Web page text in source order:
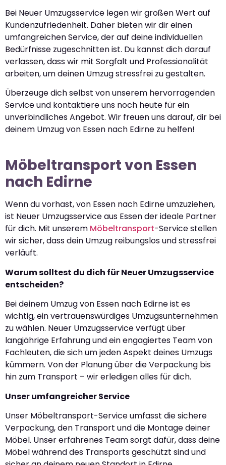
Bei Neuer Umzugsservice legen wir großen Wert auf
Kundenzufriedenheit. Daher bieten wir dir einen
umfangreichen Service, der auf deine individuellen
Bedürfnisse zugeschnitten ist. Du kannst dich darauf
verlassen, dass wir mit Sorgfalt und Professionalität
arbeiten, um deinen Umzug stressfrei zu gestalten.
Überzeuge dich selbst von unserem hervorragenden
Service und kontaktiere uns noch heute für ein
unverbindliches Angebot. Wir freuen uns darauf, dir bei
deinem Umzug von Essen nach Edirne zu helfen!
Möbeltransport von Essen
nach Edirne
Wenn du vorhast, von Essen nach Edirne umzuziehen,
ist Neuer Umzugsservice aus Essen der ideale Partner
für dich. Mit unserem Möbeltransport-Service stellen
wir sicher, dass dein Umzug reibungslos und stressfrei
verläuft.
Warum solltest du dich für Neuer Umzugsservice
entscheiden?
Bei deinem Umzug von Essen nach Edirne ist es
wichtig, ein vertrauenswürdiges Umzugsunternehmen
zu wählen. Neuer Umzugsservice verfügt über
langjährige Erfahrung und ein engagiertes Team von
Fachleuten, die sich um jeden Aspekt deines Umzugs
kümmern. Von der Planung über die Verpackung bis
hin zum Transport – wir erledigen alles für dich.
Unser umfangreicher Service
Unser Möbeltransport-Service umfasst die sichere
Verpackung, den Transport und die Montage deiner
Möbel. Unser erfahrenes Team sorgt dafür, dass deine
Möbel während des Transports geschützt sind und